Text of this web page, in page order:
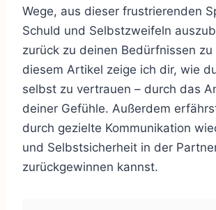
Wege, aus dieser frustrierenden
Schuld und Selbstzweifeln
zurück zu deinen Bedürfnissen zu
diesem Artikel zeige ich dir, wie
selbst zu vertrauen – durch das
deiner Gefühle. Außerdem
durch gezielte Kommunikation
und Selbstsicherheit in der
zurückgewinnen kannst.